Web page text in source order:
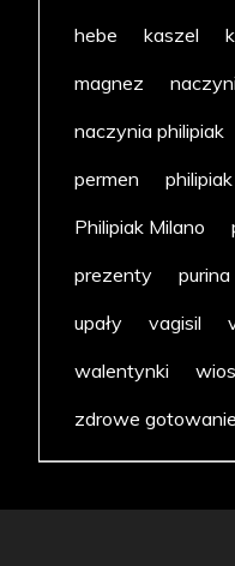
hebe
kaszel
magnez
naczynia philipiak
permen
philipiak
Philipiak Milano
prezenty
purina
upały
vagisil
walentynki
zdrowe gotowanie